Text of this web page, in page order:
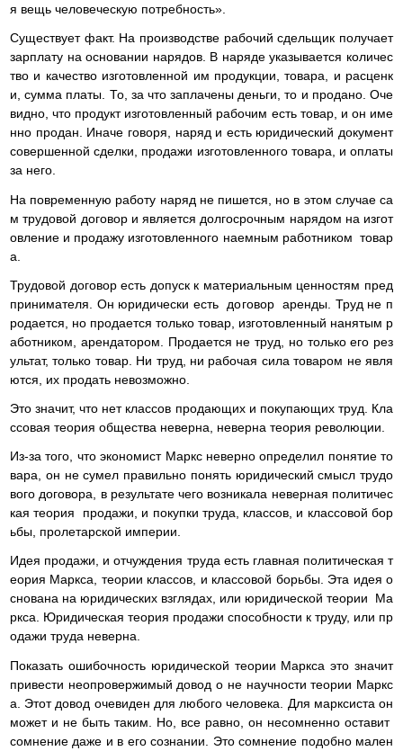
я вещь человеческую потребность».
Существует факт. На производстве рабочий сдельщик получает
зарплату на основании нарядов. В наряде указывается количес
тво и качество изготовленной им продукции, товара, и расценк
и, сумма платы. То, за что заплачены деньги, то и продано. Оче
видно, что продукт изготовленный рабочим есть товар, и он име
нно продан. Иначе говоря, наряд и есть юридический документ
совершенной сделки, продажи изготовленного товара, и оплаты
за него.
На повременную работу наряд не пишется, но в этом случае са
м трудовой договор и является долгосрочным нарядом на изгот
овление и продажу изготовленного наемным работником товар
а.
Трудовой договор есть допуск к материальным ценностям пред
принимателя. Он юридически есть договор аренды. Труд не п
родается, но продается только товар, изготовленный нанятым р
аботником, арендатором. Продается не труд, но только его рез
ультат, только товар. Ни труд, ни рабочая сила товаром не явля
ются, их продать невозможно.
Это значит, что нет классов продающих и покупающих труд. Кла
ссовая теория общества неверна, неверна теория революции.
Из-за того, что экономист Маркс неверно определил понятие то
вара, он не сумел правильно понять юридический смысл трудо
вого договора, в результате чего возникала неверная политичес
кая теория продажи, и покупки труда, классов, и классовой бор
ьбы, пролетарской империи.
Идея продажи, и отчуждения труда есть главная политическая т
еория Маркса, теории классов, и классовой борьбы. Эта идея о
снована на юридических взглядах, или юридической теории Ма
ркса. Юридическая теория продажи способности к труду, или пр
одажи труда неверна.
Показать ошибочность юридической теории Маркса это значит
привести неопровержимый довод о не научности теории Маркс
а. Этот довод очевиден для любого человека. Для марксиста он
может и не быть таким. Но, все равно, он несомненно оставит
сомнение даже и в его сознании. Это сомнение подобно мален